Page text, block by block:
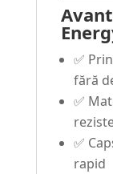
✅
fără
✅
✅
rapid